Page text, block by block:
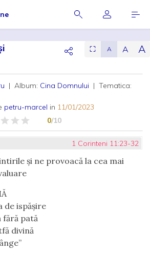
⛶ A A A
| Album: Cina Domnului | Tematica:
petru-marcel in 11/01/2023
0/10
1 Corinteni 11:23-32
și ne provoacă la cea mai
de ispășire
pată
divină